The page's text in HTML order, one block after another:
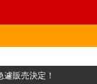
Live
遽販売決定！